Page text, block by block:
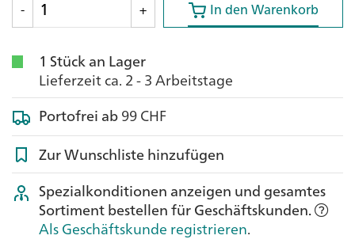
-
+ In den Warenkorb
In den Warenkorb
1 Stück an Lager
Lieferzeit ca. 2 - 3 Arbeitstage
Portofrei ab99 CHF
Zur Wunschliste hinzufügen
Spezialkonditionen anzeigen und gesamtes
Sortiment bestellen für Geschäftskunden.
Als Geschäftskunde registrieren.